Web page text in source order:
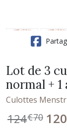
Lot de 3
normal +
Culottes
124€70 120